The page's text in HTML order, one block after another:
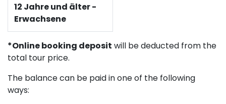
12 Jahre und älter -
Erwachsene
*Online booking deposit will be deducted from the
total tour price.
The balance can be paid in one of the following
ways: